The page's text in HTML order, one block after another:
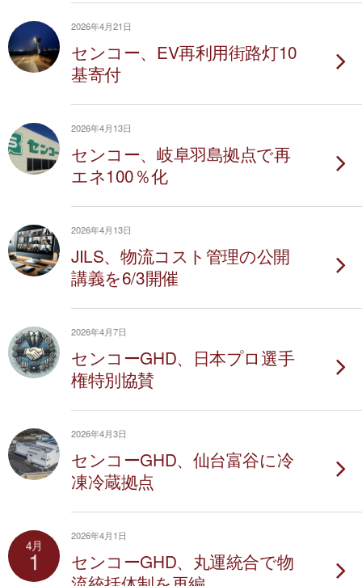
2026年4月21日
センコー、EV再利用街路灯10
基寄付
2026年4月13日
センコー、岐阜羽島拠点で再
エネ100％化
2026年4月13日
JILS、物流コスト管理の公開
講義を6/3開催
2026年4月7日
センコーGHD、日本プロ選手
権特別協賛
2026年4月3日
センコーGHD、仙台富谷に冷
凍冷蔵拠点
4月
1
2026年4月1日
センコーGHD、丸運統合で物